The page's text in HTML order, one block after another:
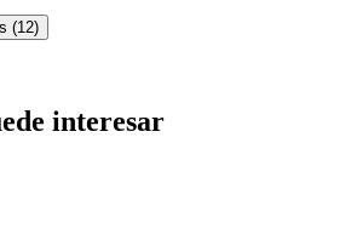
(12)
interesar